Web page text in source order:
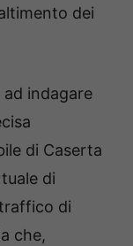
dei
indagare
di Caserta
di
di
che,